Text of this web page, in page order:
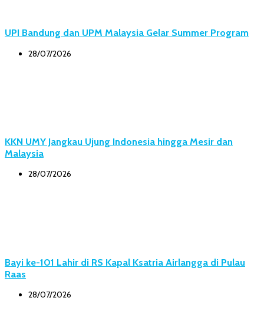
UPI Bandung dan UPM Malaysia Gelar Summer Program
28/07/2026
KKN UMY Jangkau Ujung Indonesia hingga Mesir dan
Malaysia
28/07/2026
Bayi ke-101 Lahir di RS Kapal Ksatria Airlangga di Pulau
Raas
28/07/2026